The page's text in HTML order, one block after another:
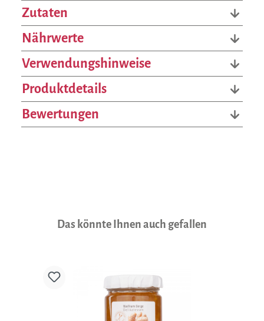
Zutaten
Nährwerte
Verwendungshinweise
Produktdetails
Bewertungen
Produktgalerie überspringen
Das könnte Ihnen auch gefallen